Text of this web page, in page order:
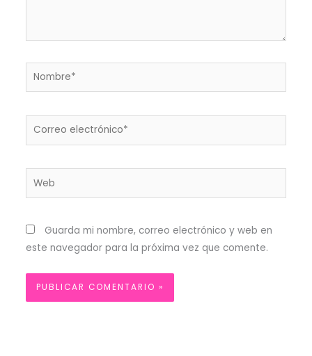
Nombre*
Correo
Web
Guarda mi nombre, correo electrónico y web en
este navegador para la próxima vez que comente.